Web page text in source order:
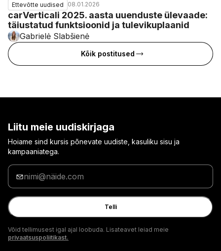
Ettevõtte uudised 08.01.2026
carVerticali 2025. aasta uuenduste ülevaade:
täiustatud funktsioonid ja tulevikuplaanid
Gabrielė Slabšienė
Kõik postitused
Liitu meie uudiskirjaga
Hoiame sind kursis põnevate uudiste, kasuliku sisu ja
kampaaniatega.
Sisesta
oma
e-
posti
aadress
Telli
Võid tellimusest igal ajal loobuda. Lisateavet leiad meie
privaatsuspoliitikast.